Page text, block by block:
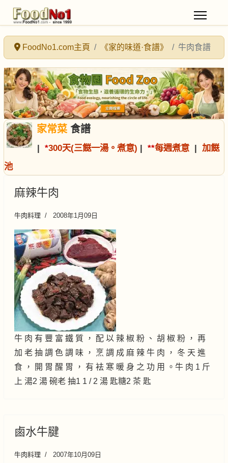
FoodNo1.com主頁 《家的味道·食譜》 牛肉食譜
家常菜食譜
| *300天(三餸一湯。煮意) | **每週煮意 | 加餸
池
麻辣牛肉
牛肉料理 2008年1月09日
牛 肉 有 豐 富 鐵 質 ， 配 以 辣 椒 粉 、 胡 椒 粉 ， 再
加 老 抽 調 色 調 味 ， 烹 調 成 麻 辣 牛 肉 ， 冬 天 進
食 ， 開 胃 醒 胃 ， 有 袪 寒 暖 身 之 功 用 。牛 肉 1 斤
上 湯2 湯 碗老 抽1 1 / 2 湯 匙糖2 茶 匙
鹵水牛腱
牛肉料理 2007年10月09日